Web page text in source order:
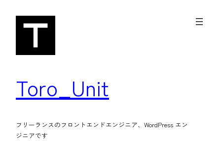
Toro_Unit
フリーランスのフロントエンドエンジニア、WordPress エン
ジニアです